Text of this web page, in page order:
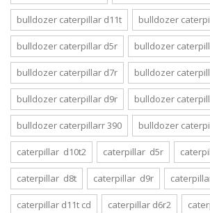
bulldozer caterpillar d11t bulldozer
bulldozer caterpillar d5r bulldozer
bulldozer caterpillar d7r bulldozer
bulldozer caterpillar d9r bulldozer
bulldozer caterpillarr 390 bulldozer
caterpillar d10t2 caterpillar d5r
caterpillar d8t caterpillar d9r
caterpillar d11t cd caterpillar d6r2